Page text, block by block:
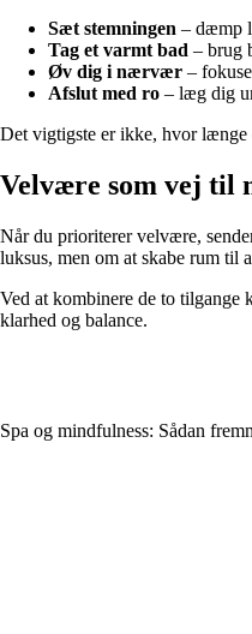
Sæt stemningen – dæmp
Tag et varmt bad – brug
Øv dig i nærvær –
Afslut med ro – læg dig
Det vigtigste er ikke, hvor længe
Velvære som vej til
Når du prioriterer velvære,
luksus, men om at skabe rum til
Ved at kombinere de to tilgange
klarhed og balance.
Spa og mindfulness: Sådan